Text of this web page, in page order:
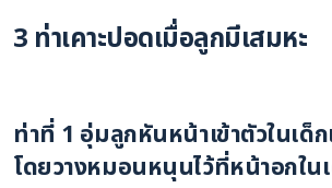
3 ท่าเคาะปอดเมื่อลูกมีเสมหะ
ท่าที่ 1 อุ่มลูกหันหน้าเข้าตัวในเด็
โดยวางหมอนหนุนไว้ที่หน้าอกใน